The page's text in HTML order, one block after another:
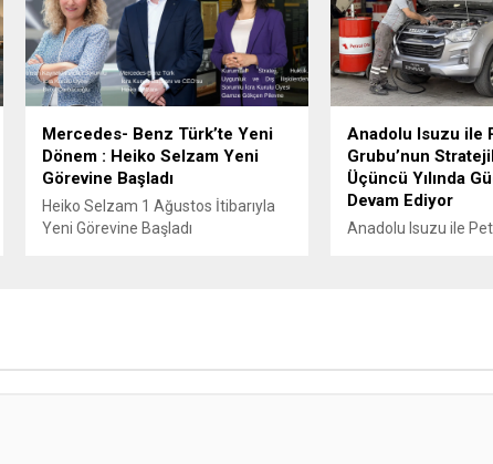
Mercedes- Benz Türk’te Yeni
Dönem : Heiko Selzam Yeni
Görevine Başladı
Heiko Selzam 1 Ağustos İtibarıyla
Yeni Görevine Başladı
Anadolu Isuzu ile
Grubu’nun
Üçüncü Yılında
Devam Ediyor
Anadolu Isuzu ile